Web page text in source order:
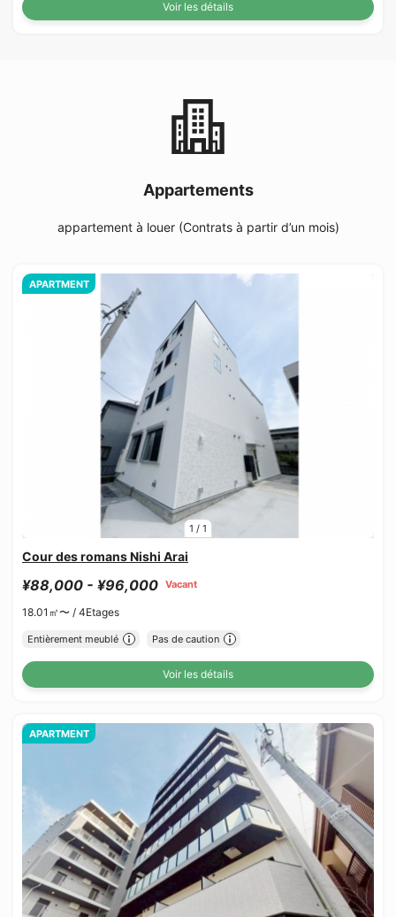
Voir les détails
Appartements
appartement à louer (Contrats à partir d’un mois)
1 / 1
APARTMENT
Cour des romans Nishi Arai
¥88,000 - ¥96,000 Vacant
18.01㎡〜 / 4Etages
Entièrement meublé Pas de caution
Voir les détails
APARTMENT